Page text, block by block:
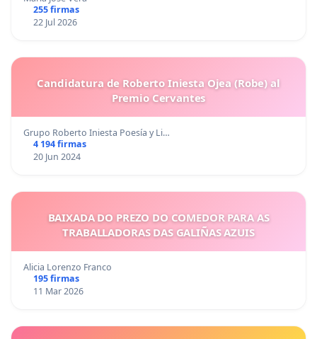
255 firmas
22 Jul 2026
Candidatura de Roberto Iniesta Ojea (Robe) al
Premio Cervantes
Grupo Roberto Iniesta Poesía y Li…
4 194 firmas
20 Jun 2024
BAIXADA DO PREZO DO COMEDOR PARA AS
TRABALLADORAS DAS GALIÑAS AZUIS
Alicia Lorenzo Franco
195 firmas
11 Mar 2026